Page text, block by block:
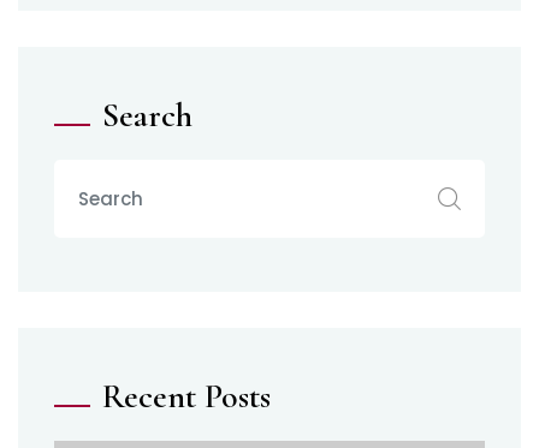
Search
Recent Posts